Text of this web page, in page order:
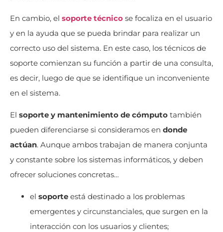
En cambio, el soporte técnico se focaliza en el usuario
y en la ayuda que se pueda brindar para realizar un
correcto uso del sistema. En este caso, los técnicos de
soporte comienzan su función a partir de una consulta,
es decir, luego de que se identifique un inconveniente
en el sistema.
El soporte y mantenimiento de cómputo también
pueden diferenciarse si consideramos en donde
actúan. Aunque ambos trabajan de manera conjunta
y constante sobre los sistemas informáticos, y deben
ofrecer soluciones concretas…
el soporte está destinado a los problemas
emergentes y circunstanciales, que surgen en la
interacción con los usuarios y clientes;